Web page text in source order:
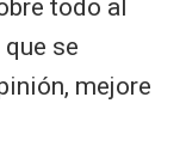
todo al
se
mejore